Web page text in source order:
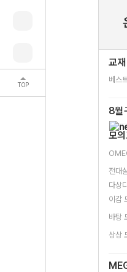
TOP
교재
베스
8월
모
전대
다상
이감
바탕
상상